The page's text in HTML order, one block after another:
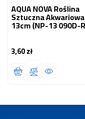
AQUA NOVA Roślina
Sztuczna Akwariowa
13cm (NP-13 090D-
3,60 złCena